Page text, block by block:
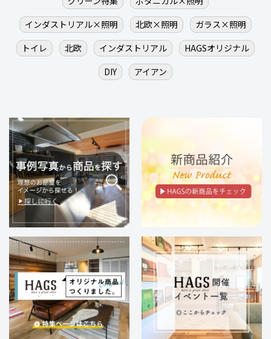
インダストリアル×照明
北欧×照明
ガラス×照明
トイレ
北欧 インダストリアル
HAGSオリジナル
DIY
アイアン